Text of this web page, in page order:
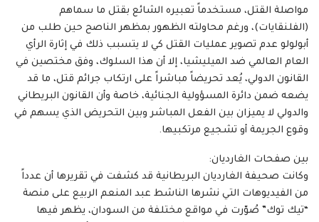
مواصلة القتل، مستخدماً تعبيره الشائع بقتل ما سماهم
(الفلنقايات)، ورغم محاولته الظهور بمظهر الناصح حين طلب من
أبولولو عدم تصوير عمليات القتل كي لا يتسبب ذلك في إثارة الرأي
العام العالمي ضد الميليشيا، إلا أن هذا السلوك، وفق مختصين في
القانون الدولي، يُعد تحريضاً مباشراً على ارتكاب جرائم قتل، ما قد
يضعه ضمن دائرة المسؤولية الجنائية، خاصة وأن القانون البريطاني
والدولي لا يميزان بين الفعل المباشر وبين التحريض الذي يسهم في
وقوع الجريمة أو تشجيع مرتكبيها.
بين صفحات الغارديان:
وكانت صحيفة الغارديان البريطانية قد كشفت في تقريرها أن عدداً
من الفيديوهات التي نشرها الناشط عبد المنعم الربيع على منصة
“تيك توك” صُوّرت في مواقع مختلفة من السودان، يظهر فيها